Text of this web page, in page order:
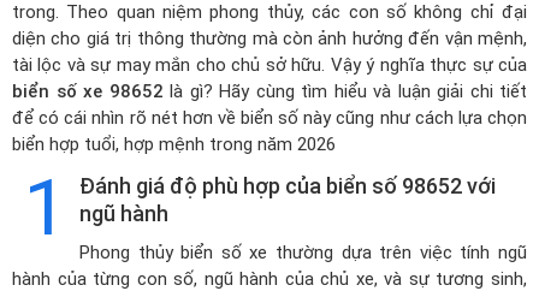
trong. Theo quan niệm phong thủy, các con số không chỉ đại
diện cho giá trị thông thường mà còn ảnh hưởng đến vận mệnh,
tài lộc và sự may mắn cho chủ sở hữu. Vậy ý nghĩa thực sự của
biển số xe 98652 là gì? Hãy cùng tìm hiểu và luận giải chi tiết
để có cái nhìn rõ nét hơn về biển số này cũng như cách lựa chọn
biển hợp tuổi, hợp mệnh trong năm 2026
1
Đánh giá độ phù hợp của biển số 98652 với
ngũ hành
Phong thủy biển số xe thường dựa trên việc tính ngũ
hành của từng con số, ngũ hành của chủ xe, và sự tương sinh,